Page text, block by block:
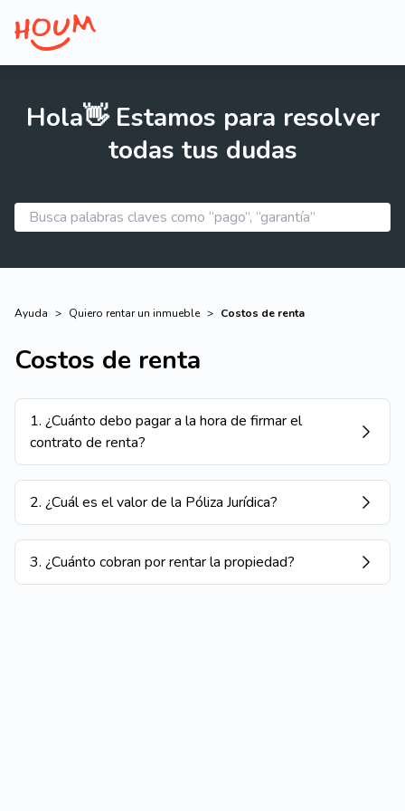
Hola👋 Estamos para resolver
todas tus dudas
Ayuda > Quiero rentar un inmueble > Costos de renta
Costos de renta
1. ¿Cuánto debo pagar a la hora de firmar el
contrato de renta?
2. ¿Cuál es el valor de la Póliza Jurídica?
3. ¿Cuánto cobran por rentar la propiedad?